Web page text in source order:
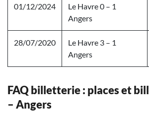
01/12/2024
Le Havre 0 – 1
Angers
28/07/2020
Le Havre 3 – 1
Angers
FAQ billetterie : places et
– Angers